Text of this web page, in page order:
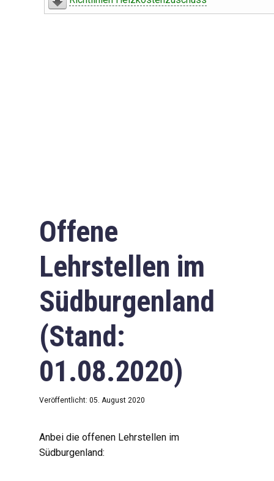
Offene
Lehrstellen im
Südburgenland
(Stand:
01.08.2020)
Veröffentlicht: 05. August 2020
Anbei die offenen Lehrstellen im
Südburgenland: